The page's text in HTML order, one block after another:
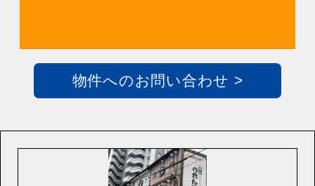
物件へのお問い合わせ >